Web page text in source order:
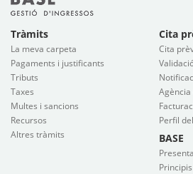
Tràmits
La meva carpeta
Pagaments i justificants
Tributs
Taxes
Multes i sancions
Recursos
Altres tràmits
Cita
Cita
Perfil
BASE